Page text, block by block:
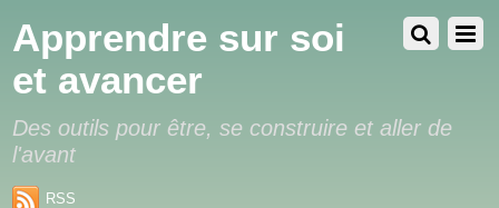
Apprendre sur soi
et avancer
Des outils pour être, se construire et aller de
l'avant
RSS